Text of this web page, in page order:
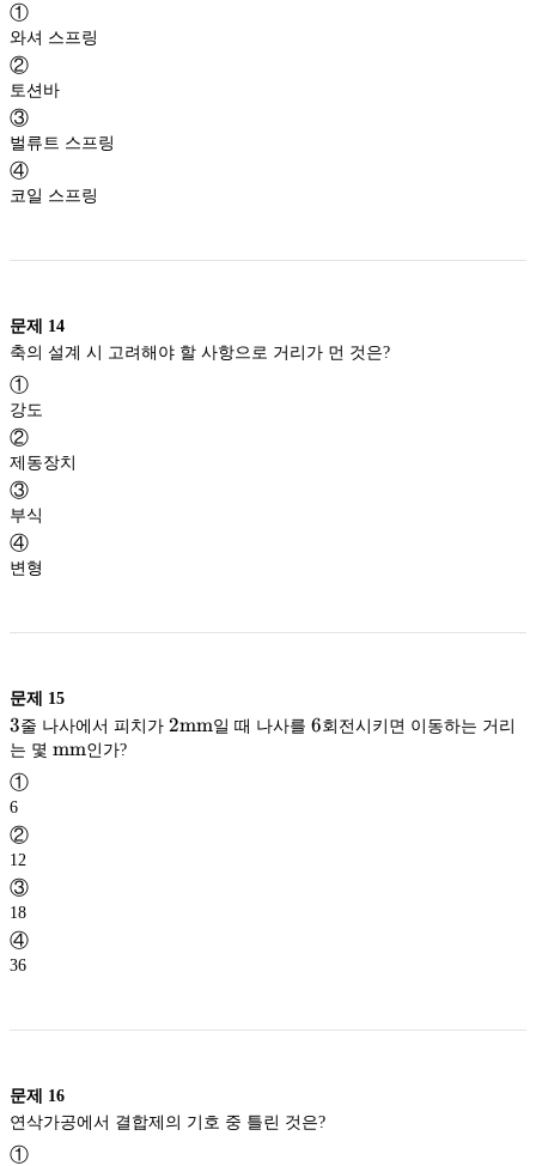
①
와셔 스프링
②
토션바
③
벌류트 스프링
④
코일 스프링
문제 14
①
강도
②
제동장치
③
부식
④
변형
문제 15
3
3줄 나사에서 피치가 2
2mm일 때 나사를 6
6회전시키면 이동하는 거리
는 몇 \mathrm{mm}
mm
①
6
②
12
③
18
④
36
문제 16
①